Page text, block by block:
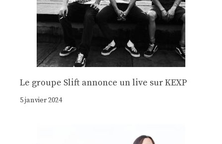
Le groupe Slift annonce un live sur KEXP
5 janvier 2024